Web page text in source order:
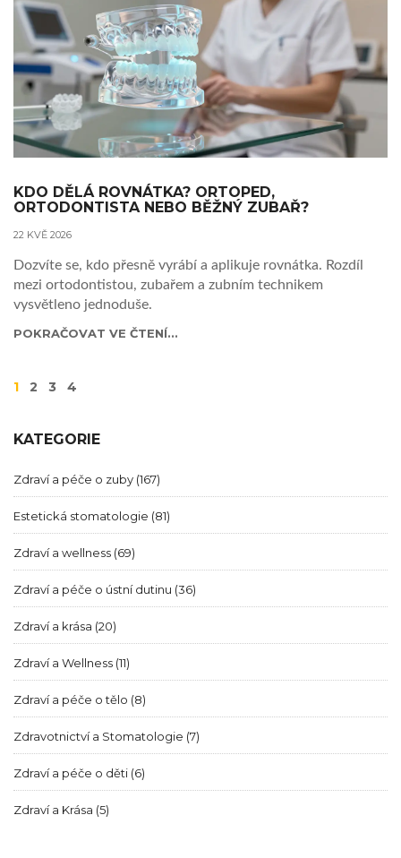
KDO DĚLÁ ROVNÁTKA? ORTOPED,
ORTODONTISTA NEBO BĚŽNÝ ZUBAŘ?
22 KVĚ 2026
Dozvíte se, kdo přesně vyrábí a aplikuje rovnátka. Rozdíl
mezi ortodontistou, zubařem a zubním technikem
vysvětleno jednoduše.
POKRAČOVAT VE ČTENÍ...
1 2 3 4
KATEGORIE
Zdraví a péče o zuby (167)
Estetická stomatologie (81)
Zdraví a wellness (69)
Zdraví a péče o ústní dutinu (36)
Zdraví a krása (20)
Zdraví a Wellness (11)
Zdraví a péče o tělo (8)
Zdravotnictví a Stomatologie (7)
Zdraví a péče o děti (6)
Zdraví a Krása (5)